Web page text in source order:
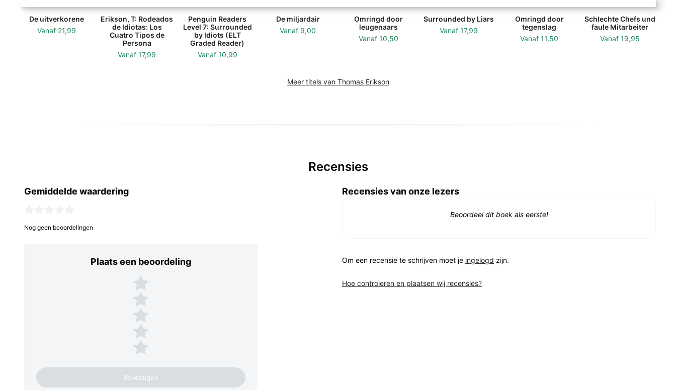
De uitverkorene
Vanaf 21,99
Erikson, T: Rodeados
de Idiotas: Los
Cuatro Tipos de
Persona
Vanaf 17,99
Penguin Readers
Level 7: Surrounded
by Idiots (ELT
Graded Reader)
Vanaf 10,99
De miljardair
Vanaf 9,00
Omringd door
leugenaars
Vanaf 10,50
Surrounded by Liars
Vanaf 17,99
Omringd door
tegenslag
Vanaf 11,50
Schlechte Chefs und
faule Mitarbeiter
Vanaf 19,95
Meer titels van Thomas Erikson
Recensies
Gemiddelde waardering
Nog geen beoordelingen
Plaats een beoordeling
Plaats een beoordeling
5 sterren
4 sterren
3 sterren
2 sterren
1 ster
Recensies van onze lezers
Beoordeel dit boek als eerste!
Om een recensie te schrijven moet je ingelogd zijn.
Hoe controleren en plaatsen wij recensies?